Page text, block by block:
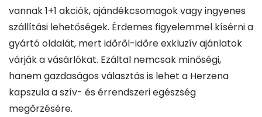
vannak 1+1 akciók, ajándékcsomagok vagy ingyenes
szállítási lehetőségek. Érdemes figyelemmel kísérni a
gyártó oldalát, mert időről-időre exkluzív ajánlatok
várják a vásárlókat. Ezáltal nemcsak minőségi,
hanem gazdaságos választás is lehet a Herzena
kapszula a szív- és érrendszeri egészség
megőrzésére.